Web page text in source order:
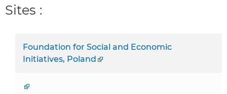
Sites :
Foundation for Social and Economic
Initiatives, Poland